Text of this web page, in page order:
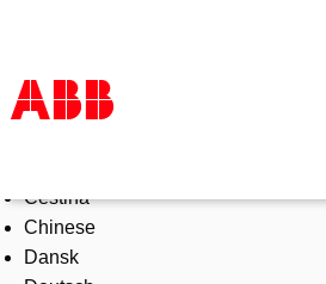
Products & Solutions
Industries
Services
Čeština
Chinese
Dansk